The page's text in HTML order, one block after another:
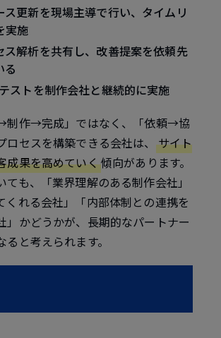
ス更新を現場主導で行い、タイムリ
実施
ス解析を共有し、改善提案を依頼先
る
ストを制作会社と継続的に実施
制作→完成」ではなく、「依頼→協
セスを構築できる会社は、
サイト
成果を高めていく傾向があります。
も、「業界理解のある制作会社」
くれる会社」「内部体制との連携を
」かどうかが、長期的なパートナー
と考えられます。